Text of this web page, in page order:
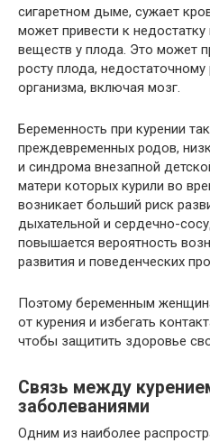
сигаретном дыме, сужает
может привести к
веществ у плода. Это может
росту плода,
организма, включая мозг.
Беременность при курении
преждевременных родов,
и синдрома внезапной
матери которых курили во
возникает больший риск
дыхательной и сердечно-
повышается вероятность
развития и поведенческих
Поэтому беременным
от курения и избегать
чтобы защитить здоровье
Связь между
заболеваниями
Одним из наиболее